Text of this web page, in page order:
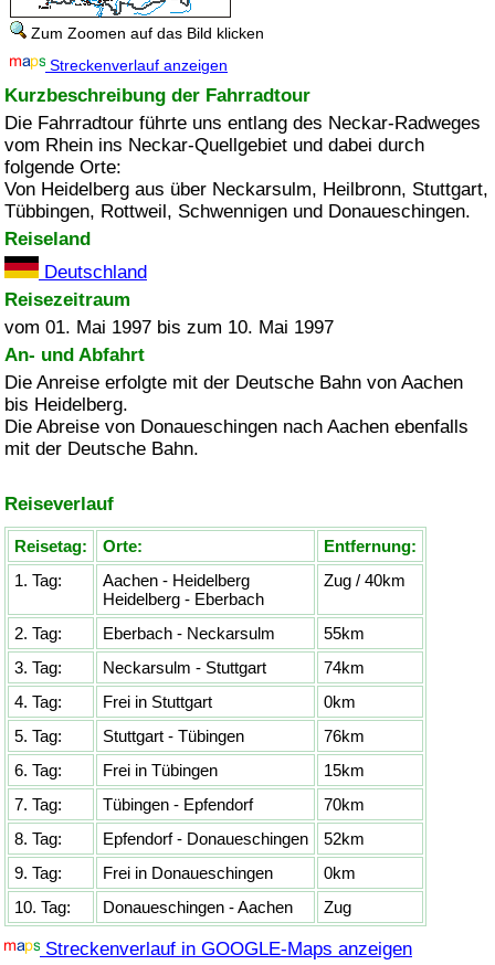
Zum Zoomen auf das Bild klicken
Streckenverlauf anzeigen
Kurzbeschreibung der Fahrradtour
Die Fahrradtour führte uns entlang des Neckar-Radweges
vom Rhein ins Neckar-Quellgebiet und dabei durch
folgende Orte:
Von Heidelberg aus über Neckarsulm, Heilbronn, Stuttgart,
Tübbingen, Rottweil, Schwennigen und Donaueschingen.
Reiseland
Deutschland
Reisezeitraum
vom 01. Mai 1997 bis zum 10. Mai 1997
An- und Abfahrt
Die Anreise erfolgte mit der Deutsche Bahn von Aachen
bis Heidelberg.
Die Abreise von Donaueschingen nach Aachen ebenfalls
mit der Deutsche Bahn.
Reiseverlauf
Reisetag: Orte:
Entfernung:
1. Tag:
Aachen - Heidelberg
Heidelberg - Eberbach
Zug / 40km
2. Tag: Eberbach - Neckarsulm
55km
3. Tag:
Neckarsulm - Stuttgart
74km
4. Tag:
Frei in Stuttgart
0km
5. Tag:
Stuttgart - Tübingen
76km
6. Tag:
Frei in Tübingen
15km
7. Tag:
Tübingen - Epfendorf
70km
8. Tag:
Epfendorf - Donaueschingen
52km
9. Tag:
Frei in Donaueschingen
0km
10. Tag:
Donaueschingen - Aachen Zug
Streckenverlauf in GOOGLE-Maps anzeigen